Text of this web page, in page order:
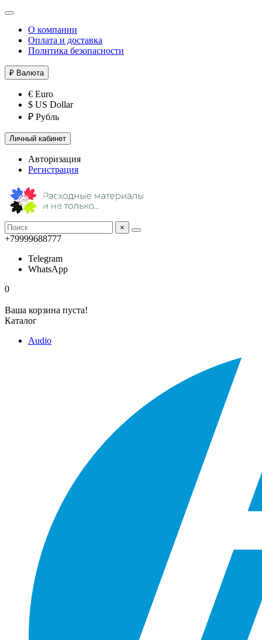
О компании
Оплата и доставка
Политика безопасности
₽ Валюта
€ Euro
$ US Dollar
₽ Рубль
Личный кабинет
Авторизация
Регистрация
×
+79999688777
Telegram
WhatsApp
0
Ваша корзина пуста!
Каталог
Audio